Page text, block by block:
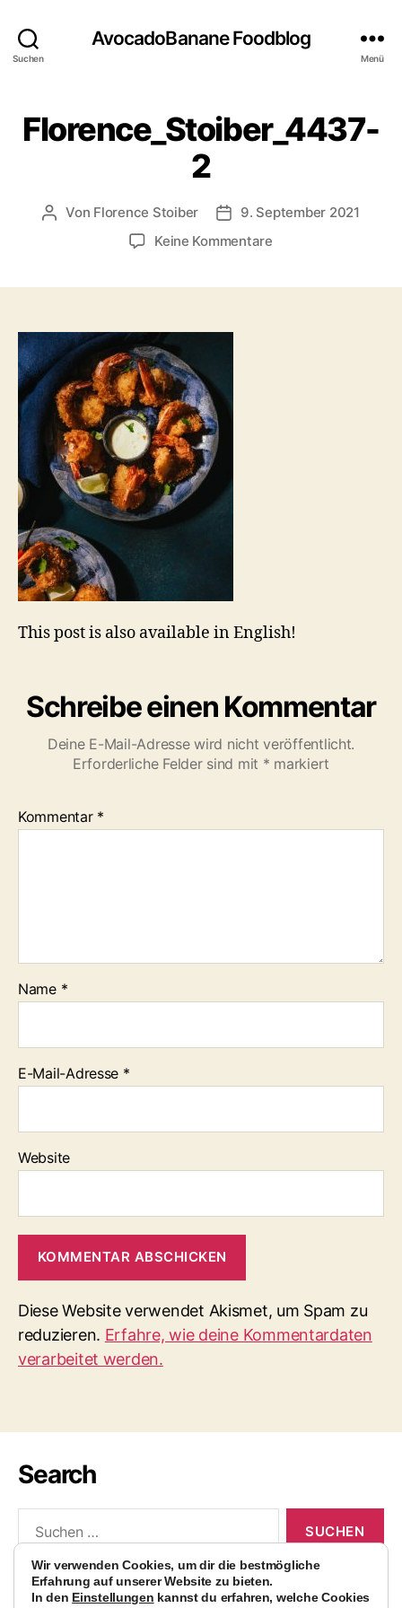
Suchen
AvocadoBanane Foodblog
Menü
Florence_Stoiber_4437-
2
Beitragsautor
Von Florence Stoiber Veröffentlichungsdatum
9. September 2021
Keine Kommentarezu
This post is also available in English!
Schreibe einen Kommentar
Deine E-Mail-Adresse wird nicht veröffentlicht.
Erforderliche Felder sind mit * markiert
Kommentar *
Name *
E-Mail-Adresse *
Website
Diese Website verwendet Akismet, um Spam zu
reduzieren. Erfahre, wie deine Kommentardaten
verarbeitet werden.
Search
nach:
Wir verwenden Cookies, um dir die bestmögliche
Erfahrung auf unserer Website zu bieten.
In den Einstellungen kannst du erfahren, welche Cookies